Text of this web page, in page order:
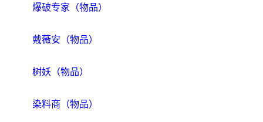
爆破专家（物品）
戴薇安（物品）
树妖（物品）
染料商（物品）